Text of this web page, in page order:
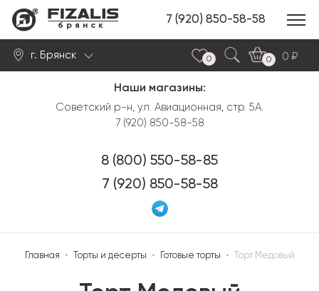
брянск 7 (920) 850-58-58
г. Брянск 0 0
0
Наши магазины:
Советский р-н, ул. Авиационная, стр. 5А.
7 (920) 850-58-58
8 (800) 550-58-85
7 (920) 850-58-58
Главная • Торты и десерты • Готовые торты • Торт Медовый